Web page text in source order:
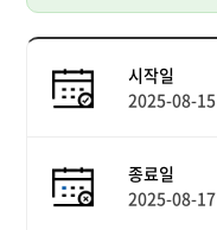
시작일
2025-08-15
종료일
2025-08-17